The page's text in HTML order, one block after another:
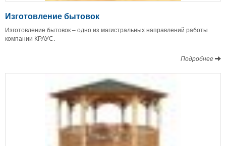
Изготовление бытовок
Изготовление бытовок – одно из магистральных направлений работы
компании КРАУС.
Подробнее